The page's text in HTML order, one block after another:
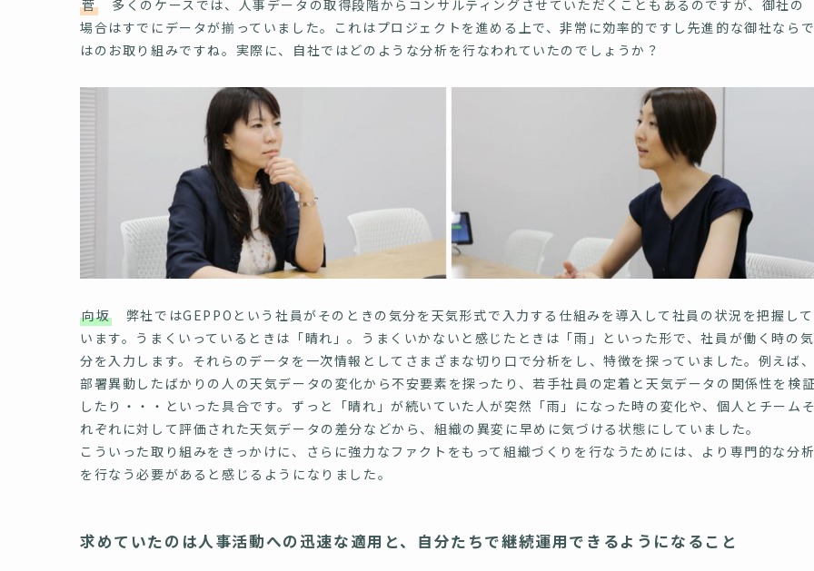
菅多くのケースでは、人事データの取得段階からコンサルティングさせていただくこともあるのですが、御社の
場合はすでにデータが揃っていました。これはプロジェクトを進める上で、非常に効率的ですし先進的な御社なら
はのお取り組みですね。実際に、自社ではどのような分析を行なわれていたのでしょうか？
向坂 弊社ではGEPPOという社員がそのときの気分を天気形式で入力する仕組みを導入して社員の状況を把握して
います。うまくいっているときは「晴れ」。うまくいかないと感じたときは「雨」といった形で、社員が働く時の気
分を入力します。それらのデータを一次情報としてさまざまな切り口で分析をし、特徴を探っていました。例えば
部署異動したばかりの人の天気データの変化から不安要素を探ったり、若手社員の定着と天気データの関係性を検
したり・・・といった具合です。ずっと「晴れ」が続いていた人が突然「雨」になった時の変化や、個人とチーム
れぞれに対して評価された天気データの差分などから、組織の異変に早めに気づける状態にしていました。
こういった取り組みをきっかけに、さらに強力なファクトをもって組織づくりを行なうためには、より専門的な分
を行なう必要があると感じるようになりました。
求めていたのは人事活動への迅速な適用と、自分たちで継続運用できるようになること